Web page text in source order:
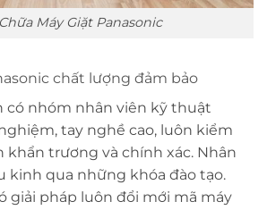
Máy Giặt Panasonic
chất lượng đảm bảo
có nhóm nhân viên kỹ thuật
tay nghề cao, luôn kiểm
khẩn trương và chính xác. Nhân
kinh qua những khóa đào tạo.
giải pháp luôn đổi mới mã máy